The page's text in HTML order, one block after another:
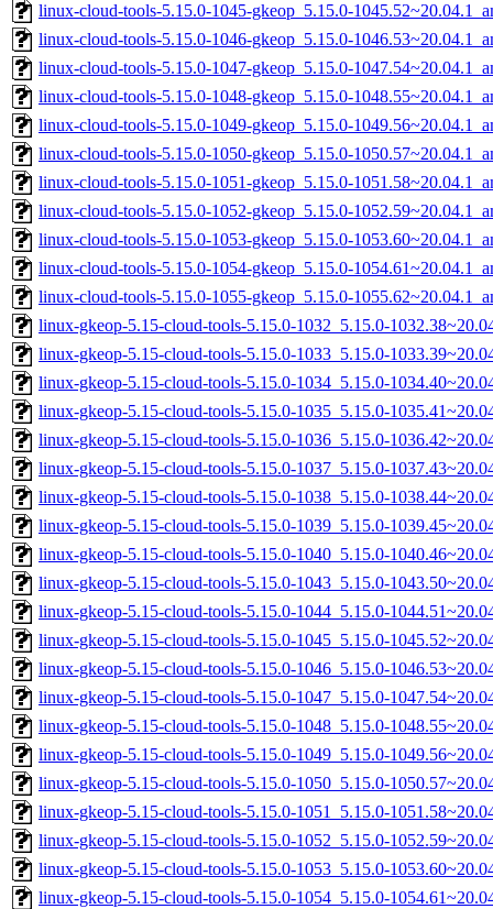
linux-cloud-tools-5.15.0-1045-gkeop_5.15.0-
linux-cloud-tools-5.15.0-1046-gkeop_5.15.0-
linux-cloud-tools-5.15.0-1047-gkeop_5.15.0-
linux-cloud-tools-5.15.0-1048-gkeop_5.15.0-
linux-cloud-tools-5.15.0-1049-gkeop_5.15.0-
linux-cloud-tools-5.15.0-1050-gkeop_5.15.0-
linux-cloud-tools-5.15.0-1051-gkeop_5.15.0-
linux-cloud-tools-5.15.0-1052-gkeop_5.15.0-
linux-cloud-tools-5.15.0-1053-gkeop_5.15.0-
linux-cloud-tools-5.15.0-1054-gkeop_5.15.0-
linux-cloud-tools-5.15.0-1055-gkeop_5.15.0-
linux-gkeop-5.15-cloud-tools-5.15.0-1032_5.15.0-
linux-gkeop-5.15-cloud-tools-5.15.0-1033_5.15.0-
linux-gkeop-5.15-cloud-tools-5.15.0-1034_5.15.0-
linux-gkeop-5.15-cloud-tools-5.15.0-1035_5.15.0-
linux-gkeop-5.15-cloud-tools-5.15.0-1036_5.15.0-
linux-gkeop-5.15-cloud-tools-5.15.0-1037_5.15.0-
linux-gkeop-5.15-cloud-tools-5.15.0-1038_5.15.0-
linux-gkeop-5.15-cloud-tools-5.15.0-1039_5.15.0-
linux-gkeop-5.15-cloud-tools-5.15.0-1040_5.15.0-
linux-gkeop-5.15-cloud-tools-5.15.0-1043_5.15.0-
linux-gkeop-5.15-cloud-tools-5.15.0-1044_5.15.0-
linux-gkeop-5.15-cloud-tools-5.15.0-1045_5.15.0-
linux-gkeop-5.15-cloud-tools-5.15.0-1046_5.15.0-
linux-gkeop-5.15-cloud-tools-5.15.0-1047_5.15.0-
linux-gkeop-5.15-cloud-tools-5.15.0-1048_5.15.0-
linux-gkeop-5.15-cloud-tools-5.15.0-1049_5.15.0-
linux-gkeop-5.15-cloud-tools-5.15.0-1050_5.15.0-
linux-gkeop-5.15-cloud-tools-5.15.0-1051_5.15.0-
linux-gkeop-5.15-cloud-tools-5.15.0-1052_5.15.0-
linux-gkeop-5.15-cloud-tools-5.15.0-1053_5.15.0-
linux-gkeop-5.15-cloud-tools-5.15.0-1054_5.15.0-